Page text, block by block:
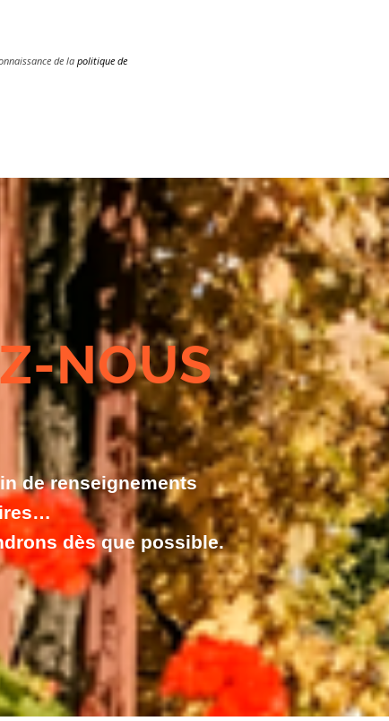
de lapolitique de
NOUS
de renseignements
dès que possible.